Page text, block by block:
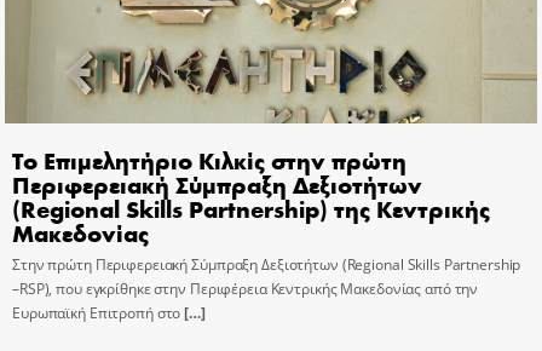
Το Επιμελητήριο Κιλκίς στην πρώτη
Περιφερειακή Σύμπραξη Δεξιοτήτων
(Regional Skills Partnership) της Κεντρικής
Μακεδονίας
Στην πρώτη Περιφερειακή Σύμπραξη Δεξιοτήτων (Regional Skills Partnership
–RSP), που εγκρίθηκε στην Περιφέρεια Κεντρικής Μακεδονίας από την
Ευρωπαϊκή Επιτροπή στο[…]